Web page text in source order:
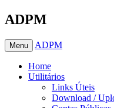
ADPM
Menu ADPM
Home
Utilitários
Links Úteis
Download /